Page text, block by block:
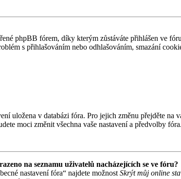
phpBB fórem, díky kterým zůstáváte přihlášen ve
s přihlašováním nebo odhlašováním, smazání
uložena v databázi fóra. Pro jejich změnu přejděte
moci změnit všechna vaše nastavení a předvolby fóra.
na seznamu uživatelů nacházejících se ve fóru?
nastavení fóra“ najdete možnost Skrýt můj online